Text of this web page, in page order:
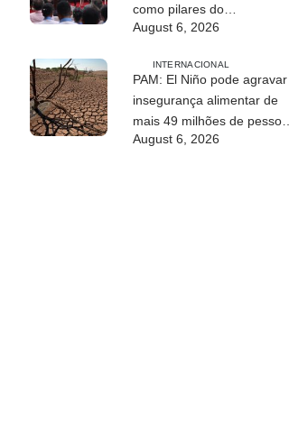
como pilares do
desenvolvimento
August 6, 2026
INTERNACIONAL
PAM: El Niño pode agravar
insegurança alimentar de
mais 49 milhões de pessoas
até 2027
August 6, 2026